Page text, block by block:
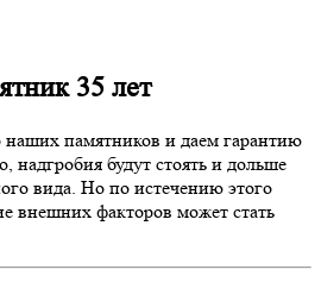
35 лет
наших памятников и даем гарантию
надгробия будут стоять и дольше
вида. Но по истечению этого
внешних факторов может стать